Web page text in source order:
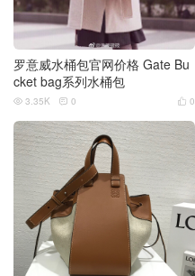
罗意威水桶包官网价格 Gate Bu
cket bag系列水桶包
 0
 3.35K  0